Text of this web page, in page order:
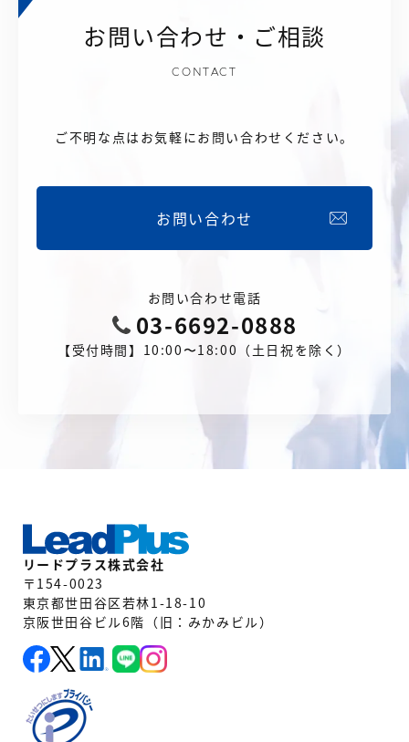
お問い合わせ・ご相談
CONTACT
ご不明な点はお気軽にお問い合わせください。
お問い合わせ
お問い合わせ電話
03-6692-0888
【受付時間】10:00〜18:00（土日祝を除く）
リードプラス株式会社
〒154-0023
東京都世田谷区若林1-18-10
京阪世田谷ビル6階（旧：みかみビル）